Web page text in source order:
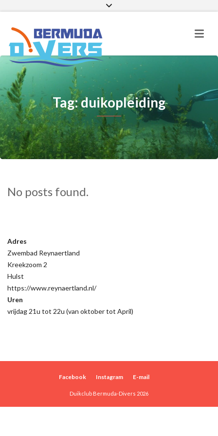
Facebook
Tag: duikopleiding
No posts found.
Adres
Zwembad Reynaertland
Kreekzoom 2
Hulst
https://www.reynaertland.nl/
Uren
vrijdag 21u tot 22u (van oktober tot April)
Facebook Instagram E-mail
Duikclub Bermuda-Divers 2026